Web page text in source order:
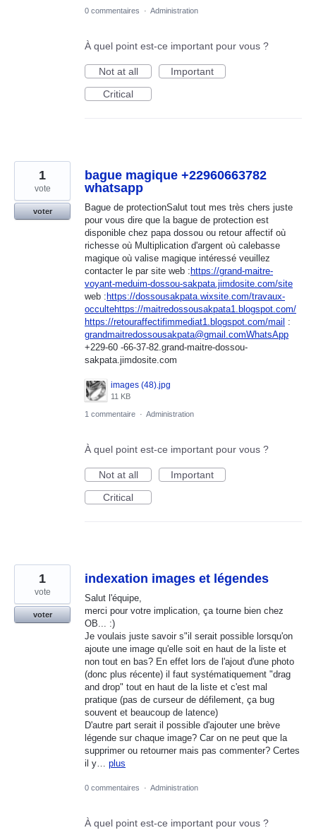
0 commentaires · Administration
À quel point est-ce important pour vous ?
Not at all
Important
Critical
bague magique +22960663782
whatsapp
Bague de protectionSalut tout mes très chers juste
pour vous dire que la bague de protection est
disponible chez papa dossou ou retour affectif où
richesse où Multiplication d'argent où calebasse
magique où valise magique intéressé veuillez
contacter le par site web : https://grand-maitre-
voyant-meduim-dossou-sakpata.jimdosite.com/site
web : https://dossousakpata.wixsite.com/travaux-
occultehttps://maitredossousakpata1.blogspot.com/
https://retouraffectifimmediat1.blogspot.com/mail :
grandmaitredossousakpata@gmail.comWhatsApp
+229-60 -66-37-82.grand-maitre-dossou-
sakpata.jimdosite.com
images (48).jpg
11 KB
1
vote
voter
1 commentaire · Administration
À quel point est-ce important pour vous ?
Not at all
Important
Critical
indexation images et légendes
Salut l'équipe,
merci pour votre implication, ça tourne bien chez
OB... :)
Je voulais juste savoir s"il serait possible lorsqu'on
ajoute une image qu'elle soit en haut de la liste et
non tout en bas? En effet lors de l'ajout d'une photo
(donc plus récente) il faut systématiquement "drag
and drop" tout en haut de la liste et c'est mal
pratique (pas de curseur de défilement, ça bug
souvent et beaucoup de latence)
D'autre part serait il possible d'ajouter une brève
légende sur chaque image? Car on ne peut que la
supprimer ou retourner mais pas commenter? Certes
il y… plus
1
vote
voter
0 commentaires · Administration
À quel point est-ce important pour vous ?